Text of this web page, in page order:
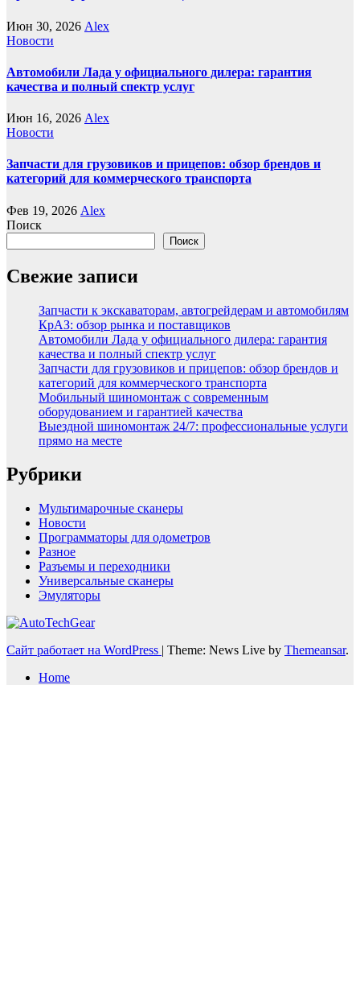
Июн 30, 2026 Alex
Новости
Автомобили Лада у официального дилера: гарантия
качества и полный спектр услуг
Июн 16, 2026 Alex
Новости
Запчасти для грузовиков и прицепов: обзор брендов и
категорий для коммерческого транспорта
Фев 19, 2026 Alex
Поиск
Поиск
Свежие записи
Запчасти к экскаваторам, автогрейдерам и автомобилям
КрАЗ: обзор рынка и поставщиков
Автомобили Лада у официального дилера: гарантия
качества и полный спектр услуг
Запчасти для грузовиков и прицепов: обзор брендов и
категорий для коммерческого транспорта
Мобильный шиномонтаж с современным
оборудованием и гарантией качества
Выездной шиномонтаж 24/7: профессиональные услуги
прямо на месте
Рубрики
Мультимарочные сканеры
Новости
Программаторы для одометров
Разное
Разъемы и переходники
Универсальные сканеры
Эмуляторы
Сайт работает на WordPress | Theme: News Live by Themeansar.
Home